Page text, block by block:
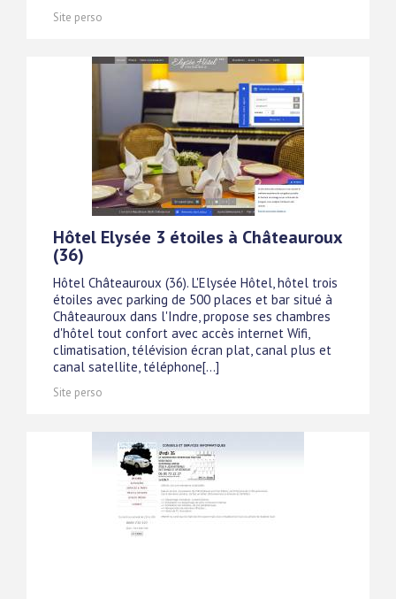
Site perso
Hôtel Elysée 3 étoiles à Châteauroux
(36)
Hôtel Châteauroux (36). L'Elysée Hôtel, hôtel trois
étoiles avec parking de 500 places et bar situé à
Châteauroux dans l'Indre, propose ses chambres
d'hôtel tout confort avec accès internet Wifi,
climatisation, télévision écran plat, canal plus et
canal satellite, téléphone[...]
Site perso